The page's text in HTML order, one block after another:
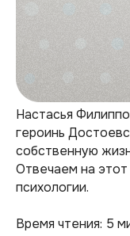
Настасья
героинь
собственную
Отвечаем на этот
психологии.
Время чтения: 5